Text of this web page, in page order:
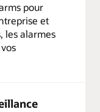
pour
et
les alarmes